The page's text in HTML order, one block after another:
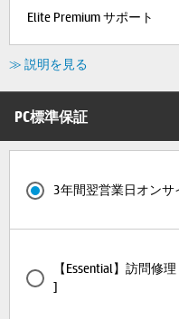
Elite Premium サポート
≫ 説明を見る
PC標準保証
3年間翌営業日オン
【Essential】訪問修
]